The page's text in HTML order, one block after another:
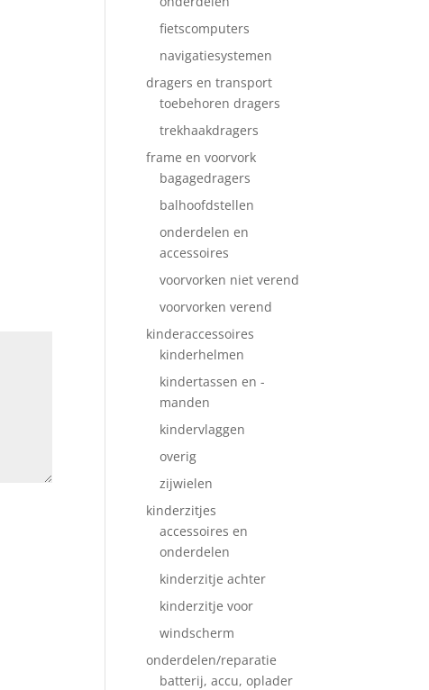
fietscomputers
navigatiesystemen
dragers en transport
toebehoren dragers
trekhaakdragers
frame en voorvork
bagagedragers
balhoofdstellen
onderdelen en
accessoires
voorvorken niet verend
voorvorken verend
kinderaccessoires
kinderhelmen
kindertassen en -
manden
kindervlaggen
overig
zijwielen
kinderzitjes
accessoires en
onderdelen
kinderzitje achter
kinderzitje voor
windscherm
onderdelen/reparatie
batterij, accu, oplader